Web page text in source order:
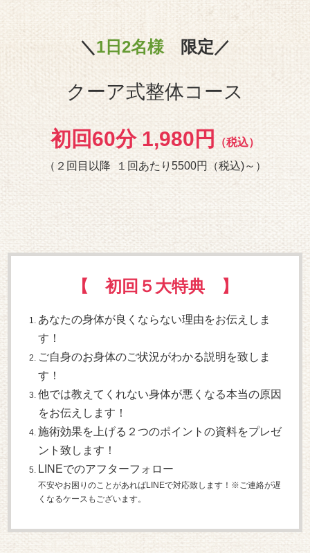
＼ 1日2名様 限定／
クーア式整体コース
初回60分 1,980円 （税込）
（２回目以降 １回あたり5500円（税込)～）
【 初回５大特典 】
あなたの身体が良くならない理由をお伝えしま
す！
ご自身のお身体のご状況がわかる説明を致しま
す！
他では教えてくれない身体が悪くなる本当の原因
をお伝えします！
施術効果を上げる２つのポイントの資料をプレゼ
ント致します！
LINEでのアフターフォロー
不安やお困りのことがあればLINEで対応致します！※ご連絡が遅
くなるケースもございます。